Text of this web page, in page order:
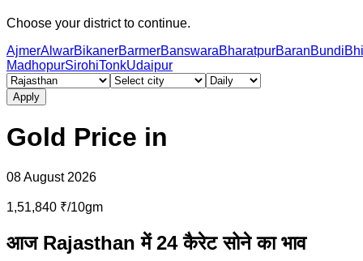
Choose your district to continue.
AjmerAlwarBikanerBarmerBanswaraBharatpurBaranBundi
MadhopurSirohiTonkUdaipur
Apply
Gold Price in
08 August 2026
1,51,840 ₹/10gm
आज Rajasthan में 24 कैरेट सोने का भाव